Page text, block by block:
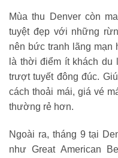
Mùa thu Denver còn
tuyệt đẹp với những
nên bức tranh lãng
là thời điểm ít khách
trượt tuyết đông đúc.
cách thoải mái, giá vé
thường rẻ hơn.
Ngoài ra, tháng 9 tại
như Great American